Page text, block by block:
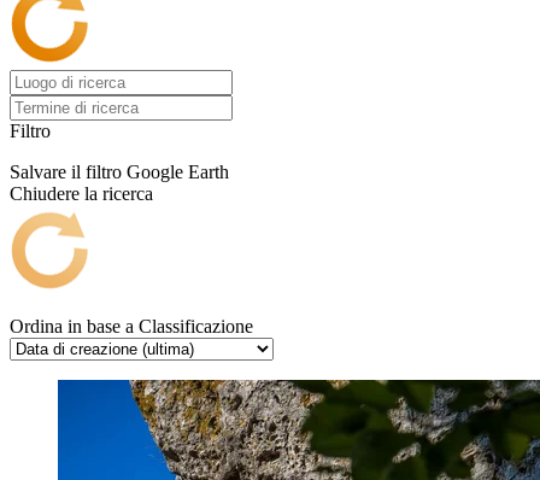
Filtro
Salvare il filtro Google Earth
Chiudere la ricerca
Ordina in base a Classificazione